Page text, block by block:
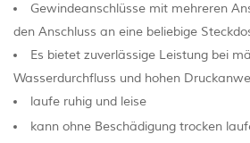
Gewindeanschlüsse mit mehreren
den Anschluss an eine beliebige
Es bietet zuverlässige Leistung bei
Wasserdurchfluss und hohen
laufe ruhig und leise
kann ohne Beschädigung trocken